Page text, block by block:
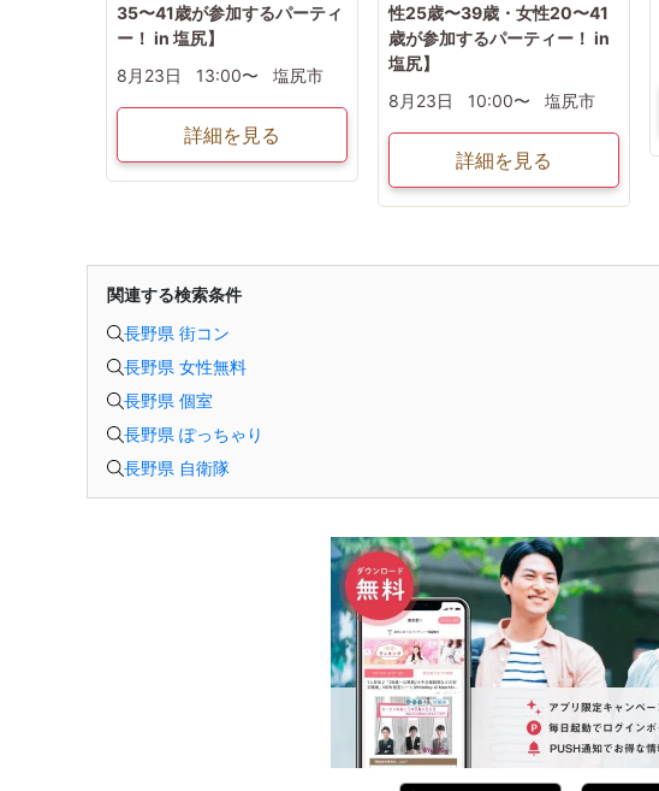
35〜41歳が参加するパーティ
ー！ in 塩尻】
8月23日
13:00〜 塩尻市
詳細を見る
性25歳〜39歳・女性20〜41
歳が参加するパーティー！ in
塩尻】
8月23日
10:00〜 塩尻市
詳細を見る
関連する検索条件
長野県 街コン
長野県 女性無料
長野県 個室
長野県 ぽっちゃり
長野県 自衛隊